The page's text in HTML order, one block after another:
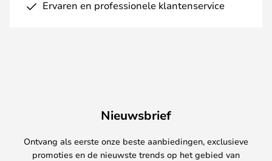
Ervaren en professionele klantenservice
Nieuwsbrief
Ontvang als eerste onze beste aanbiedingen, exclusieve
promoties en de nieuwste trends op het gebied van